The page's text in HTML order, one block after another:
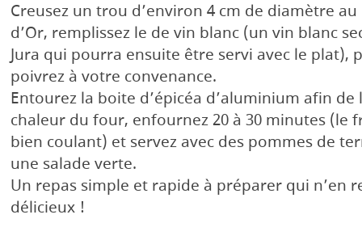
Creusez un trou d’environ 4 cm de diamètre
d’Or, remplissez le de vin blanc (un vin blanc
Jura qui pourra ensuite être servi avec le plat),
poivrez à votre convenance.
Entourez la boite d’épicéa d’aluminium afin
chaleur du four, enfournez 20 à 30 minutes (le
bien coulant) et servez avec des pommes de
une salade verte.
Un repas simple et rapide à préparer qui n’en
délicieux !